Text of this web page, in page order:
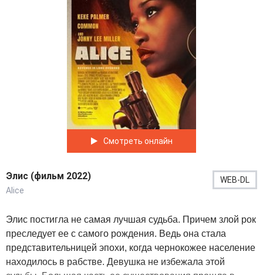
Смотреть онлайн
Элис (фильм 2022)
Alice
WEB-DL
Элис постигла не самая лучшая судьба. Причем злой рок
преследует ее с самого рождения. Ведь она стала
представительницей эпохи, когда чернокожее население
находилось в рабстве. Девушка не избежала этой